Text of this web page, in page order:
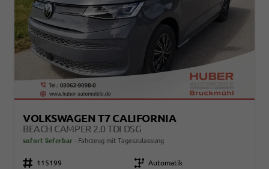
VOLKSWAGEN T7 CALIFORNIA
BEACH CAMPER 2.0 TDI DSG
sofort lieferbar Fahrzeug mit Tageszulassung
Fahrzeugnr. 115199 Getriebe Automatik